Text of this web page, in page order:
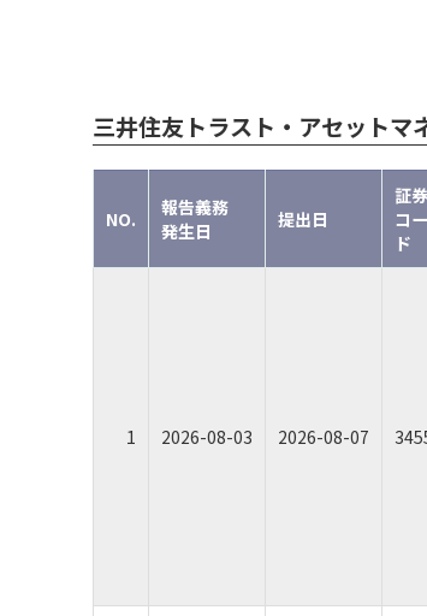
三井住友トラスト・アセットマ
NO.
報告義務
発生日
提出日
証券
コー
ド
1 2026-08-03 2026-08-07